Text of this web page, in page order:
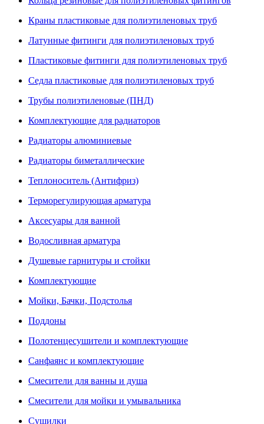
Краны пластиковые для полиэтиленовых труб
Латунные фитинги для полиэтиленовых труб
Пластиковые фитинги для полиэтиленовых труб
Седла пластиковые для полиэтиленовых труб
Трубы полиэтиленовые (ПНД)
Комплектующие для радиаторов
Радиаторы алюминиевые
Радиаторы биметаллические
Теплоноситель (Антифриз)
Терморегулирующая арматура
Аксесуары для ванной
Водосливная арматура
Душевые гарнитуры и стойки
Комплектующие
Мойки, Бачки, Подстолья
Поддоны
Полотенцесушители и комплектующие
Санфаянс и комплектующие
Смесители для ванны и душа
Смесители для мойки и умывальника
Сушилки